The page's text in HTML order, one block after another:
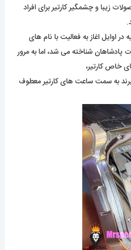
زیبا و چشمگیر کارتیر برای افراد
در اوایل اغاز به فعالیت با نام های
پادشاهان شناخته می شد، اما به مرور
خاص کارتیر،
برند به سمت ساعت های کارتیر معطوف